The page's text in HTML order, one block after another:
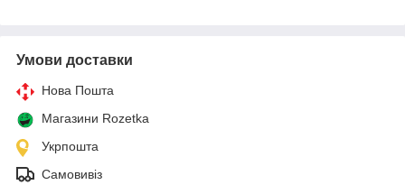
Умови доставки
Нова Пошта
Магазини Rozetka
Укрпошта
Самовивіз